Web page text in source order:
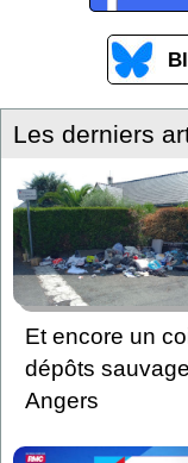
Les derniers
Et encore un
dépôts
Angers